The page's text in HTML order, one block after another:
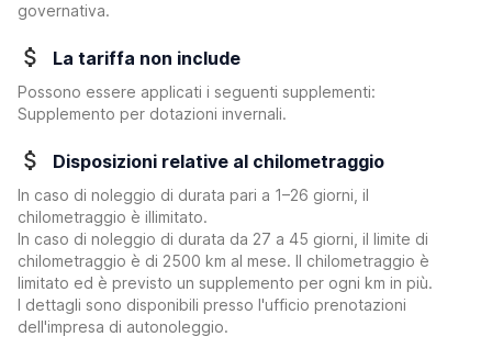
governativa.
La tariffa non include
Possono essere applicati i seguenti supplementi:
Supplemento per dotazioni invernali.
Disposizioni relative al chilometraggio
In caso di noleggio di durata pari a 1–26 giorni, il
chilometraggio è illimitato.
In caso di noleggio di durata da 27 a 45 giorni, il limite di
chilometraggio è di 2500 km al mese. Il chilometraggio è
limitato ed è previsto un supplemento per ogni km in più.
I dettagli sono disponibili presso l'ufficio prenotazioni
dell'impresa di autonoleggio.